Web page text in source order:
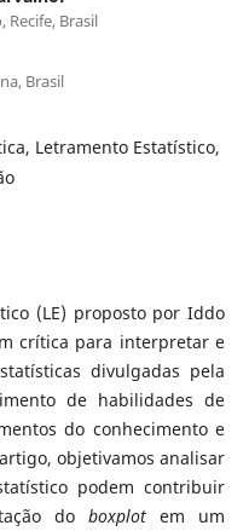
Recife, Brasil
Brasil
Letramento Estatístico,
(LE) proposto por Iddo
crítica para interpretar e
divulgadas pela
de habilidades de
do conhecimento e
objetivamos analisar
podem contribuir
doboxplot em um